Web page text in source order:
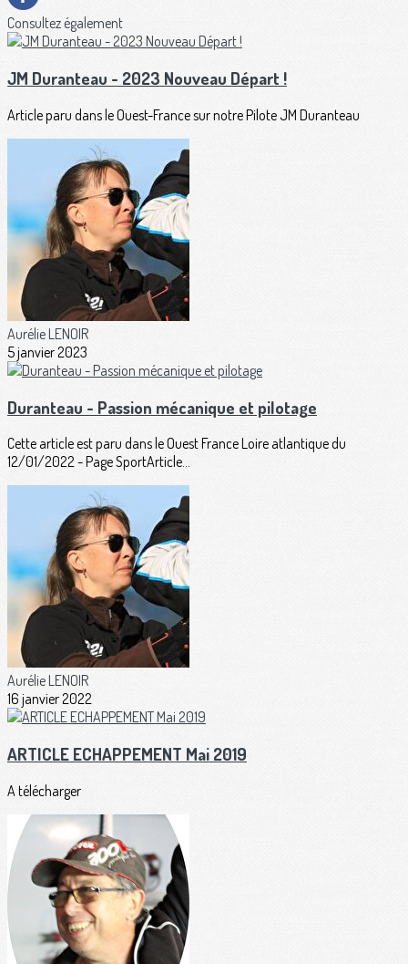
Consultez également
JM Duranteau - 2023 Nouveau Départ !
Article paru dans le Ouest-France sur notre Pilote JM Duranteau
Aurélie LENOIR
5 janvier 2023
Duranteau - Passion mécanique et pilotage
Cette article est paru dans le Ouest France Loire atlantique du
12/01/2022 - Page SportArticle...
Aurélie LENOIR
16 janvier 2022
ARTICLE ECHAPPEMENT Mai 2019
A télécharger